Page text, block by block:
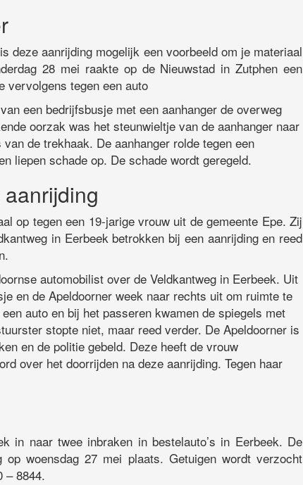
deze aanrijding mogelijk een voorbeeld om je materiaal
28 mei raakte op de Nieuwstad in Zutphen een
vervolgens tegen een auto
een bedrijfsbusje met een aanhanger de overweg
oorzak was het steunwieltje van de aanhanger naar
de trekhaak. De aanhanger rolde tegen een
liepen schade op. De schade wordt geregeld.
op tegen een 19-jarige vrouw uit de gemeente Epe. Zij
in Eerbeek betrokken bij een aanrijding en reed
automobilist over de Veldkantweg in Eerbeek. Uit
en de Apeldoorner week naar rechts uit om ruimte te
auto en bij het passeren kwamen de spiegels met
stopte niet, maar reed verder. De Apeldoorner is
en de politie gebeld. Deze heeft de vrouw
over het doorrijden na deze aanrijding. Tegen haar
in naar twee inbraken in bestelauto’s in Eerbeek. De
woensdag 27 mei plaats. Getuigen wordt verzocht
– 8844.